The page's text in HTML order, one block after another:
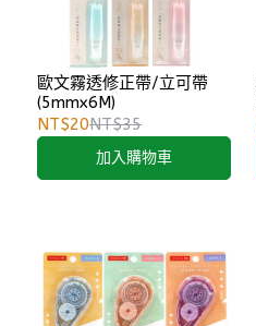
歐文霧透修正帶/立可帶
(5mmx6M)
NT$20NT$35
加入購物車